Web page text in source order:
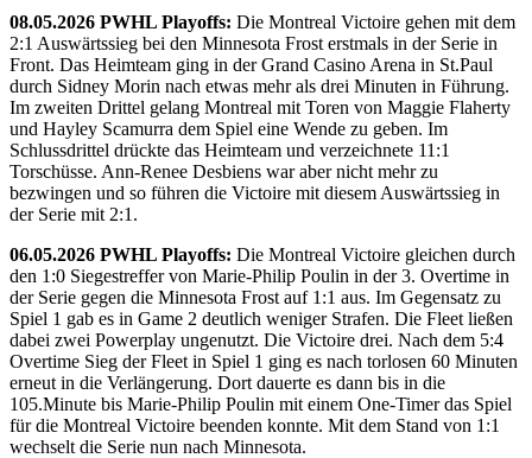
08.05.2026 PWHL Playoffs: Die Montreal Victoire gehen mit dem
2:1 Auswärtssieg bei den Minnesota Frost erstmals in der Serie in
Front. Das Heimteam ging in der Grand Casino Arena in St.Paul
durch Sidney Morin nach etwas mehr als drei Minuten in Führung.
Im zweiten Drittel gelang Montreal mit Toren von Maggie Flaherty
und Hayley Scamurra dem Spiel eine Wende zu geben. Im
Schlussdrittel drückte das Heimteam und verzeichnete 11:1
Torschüsse. Ann-Renee Desbiens war aber nicht mehr zu
bezwingen und so führen die Victoire mit diesem Auswärtssieg in
der Serie mit 2:1.
06.05.2026 PWHL Playoffs: Die Montreal Victoire gleichen durch
den 1:0 Siegestreffer von Marie-Philip Poulin in der 3. Overtime in
der Serie gegen die Minnesota Frost auf 1:1 aus. Im Gegensatz zu
Spiel 1 gab es in Game 2 deutlich weniger Strafen. Die Fleet ließen
dabei zwei Powerplay ungenutzt. Die Victoire drei. Nach dem 5:4
Overtime Sieg der Fleet in Spiel 1 ging es nach torlosen 60 Minuten
erneut in die Verlängerung. Dort dauerte es dann bis in die
105.Minute bis Marie-Philip Poulin mit einem One-Timer das Spiel
für die Montreal Victoire beenden konnte. Mit dem Stand von 1:1
wechselt die Serie nun nach Minnesota.